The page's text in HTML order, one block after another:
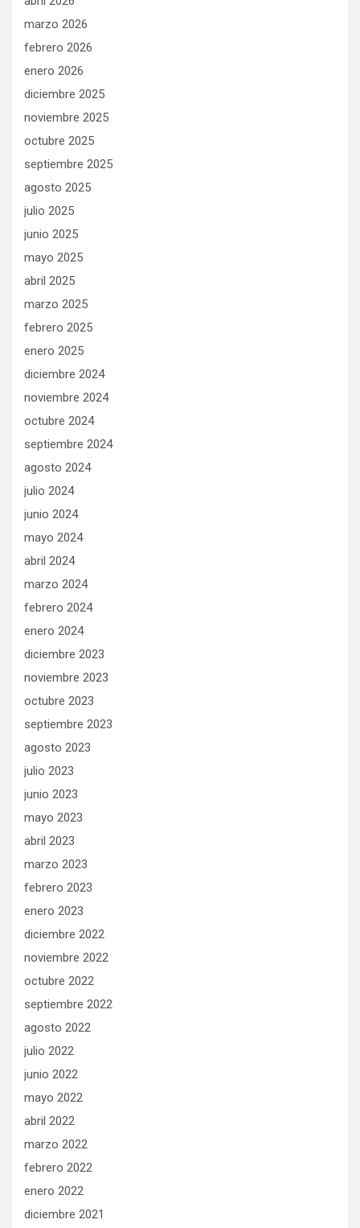
marzo 2026
febrero 2026
enero 2026
diciembre 2025
noviembre 2025
octubre 2025
septiembre 2025
agosto 2025
julio 2025
junio 2025
mayo 2025
abril 2025
marzo 2025
febrero 2025
enero 2025
diciembre 2024
noviembre 2024
octubre 2024
septiembre 2024
agosto 2024
julio 2024
junio 2024
mayo 2024
abril 2024
marzo 2024
febrero 2024
enero 2024
diciembre 2023
noviembre 2023
octubre 2023
septiembre 2023
agosto 2023
julio 2023
junio 2023
mayo 2023
abril 2023
marzo 2023
febrero 2023
enero 2023
diciembre 2022
noviembre 2022
octubre 2022
septiembre 2022
agosto 2022
julio 2022
junio 2022
mayo 2022
abril 2022
marzo 2022
febrero 2022
enero 2022
diciembre 2021